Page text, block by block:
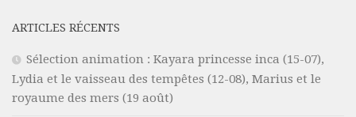
ARTICLES RÉCENTS
Sélection animation : Kayara princesse inca (15-07),
Lydia et le vaisseau des tempêtes (12-08), Marius et le
royaume des mers (19 août)